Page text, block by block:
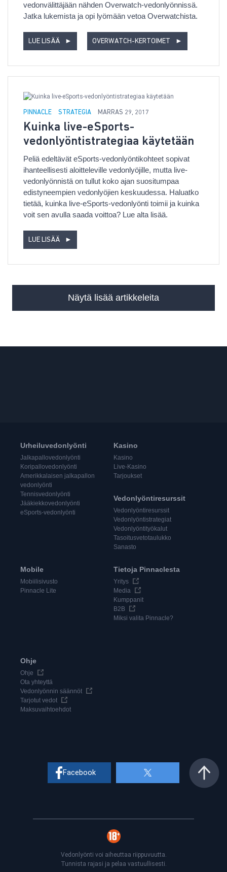
vedonvälittäjään nähden Overwatch-vedonlyönnissä.
Jatka lukemista ja opi lyömään vetoa Overwatchista.
LUE LISÄÄ ► OVERWATCH-KERTOIMET ►
PINNACLE STRATEGIA MARRAS 29, 2017
Kuinka live-eSports-
vedonlyöntistrategiaa käytetään
Peliä edeltävät eSports-vedonlyöntikohteet sopivat
ihanteellisesti aloitteleville vedonlyöjille, mutta live-
vedonlyönnistä on tullut koko ajan suositumpaa
edistyneempien vedonlyöjien keskuudessa. Haluatko
tietää, kuinka live-eSports-vedonlyönti toimii ja kuinka
voit sen avulla saada voittoa? Lue alta lisää.
LUE LISÄÄ ►
Näytä lisää artikkeleita
Urheiluvedonlyönti
Jalkapallovedonlyönti
Koripallovedonlyönti
Amerikkalaisen jalkapallon
vedonlyönti
Tennisvedonlyönti
Jääkiekkovedonlyönti
eSports-vedonlyönti
Kasino
Kasino
Live-Kasino
Tarjoukset
Vedonlyöntiresurssit
Vedonlyöntiresurssit
Vedonlyöntistrategiat
Vedonlyöntityökalut
Tasoitusvetotaulukko
Sanasto
Mobile
Mobiilisivusto
Pinnacle Lite
Tietoja Pinnaclesta
Yritys
Media
Kumppanit
B2B
Miksi valita Pinnacle?
Ohje
Ohje
Ota yhteyttä
Vedonlyönnin säännöt
Tarjotut vedot
Maksuvaihtoehdot
Facebook
Vedonlyönti voi aiheuttaa riippuvuutta.
Tunnista rajasi ja pelaa vastuullisesti.